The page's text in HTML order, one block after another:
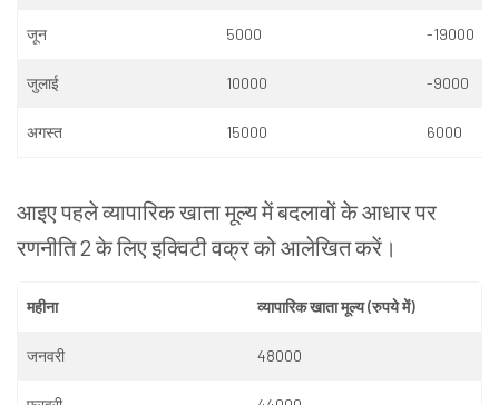
जून 5000 -19000
जुलाई 10000 -9000
अगस्त 15000 6000
आइएपहलेव्यापारिकखातामूल्यमेंबदलावोंकेआधारपर
रणनीति2केलिएइक्विटीवक्रकोआलेखितकरें।
महीना व्यापारिकखातामूल्य(रुपयेमें)
जनवरी 48000